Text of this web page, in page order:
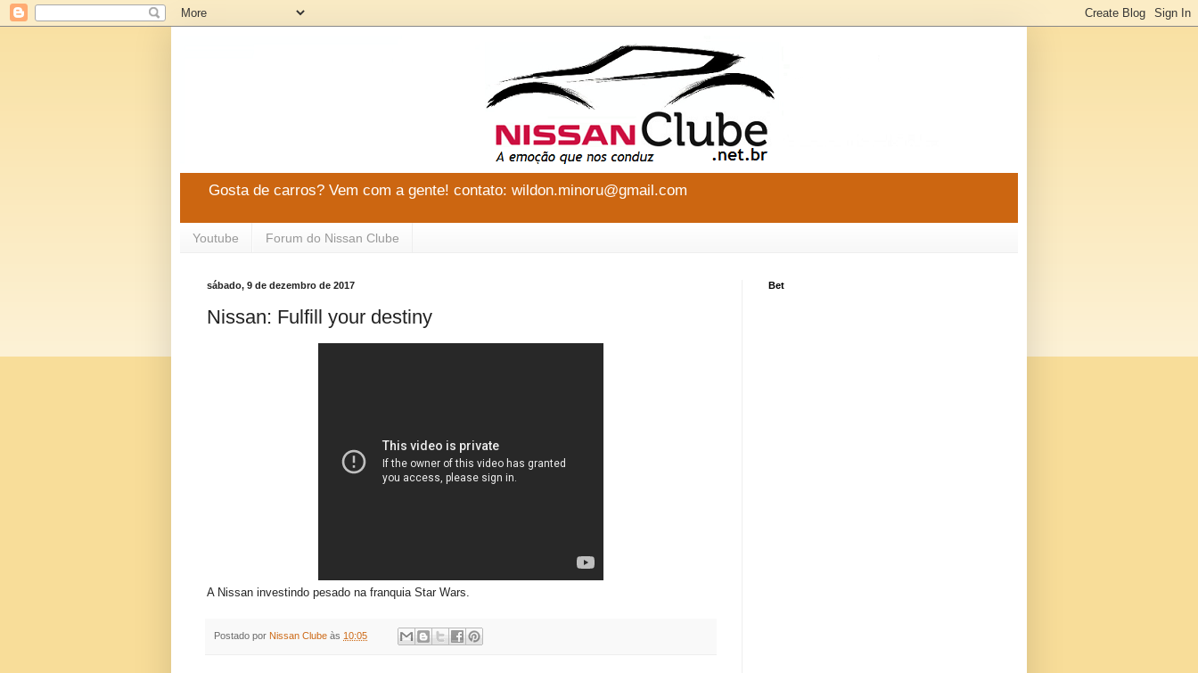
Gosta de carros? Vem com a gente! contato: wildon.minoru@gmail.com
Youtube Forum do Nissan Clube
sábado, 9 de dezembro de 2017
Nissan: Fulfill your destiny
A Nissan investindo pesado na franquia Star Wars.
Postado por Nissan Clube às 10:05
Bet